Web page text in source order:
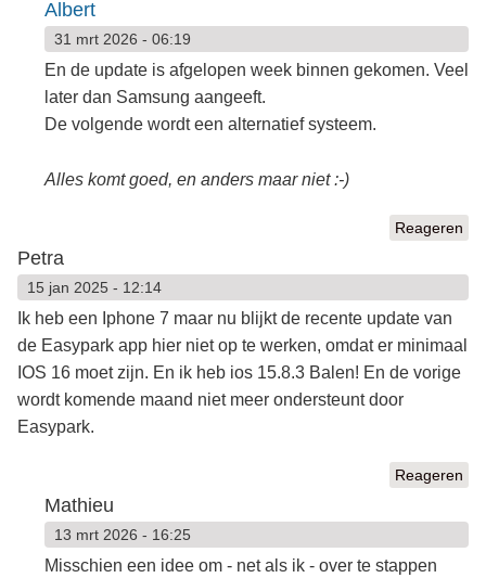
Albert
31 mrt 2026 - 06:19
En de update is afgelopen week binnen gekomen. Veel
later dan Samsung aangeeft.
De volgende wordt een alternatief systeem.
Alles komt goed, en anders maar niet :-)
Reageren
Petra
15 jan 2025 - 12:14
Ik heb een Iphone 7 maar nu blijkt de recente update van
de Easypark app hier niet op te werken, omdat er minimaal
IOS 16 moet zijn. En ik heb ios 15.8.3 Balen! En de vorige
wordt komende maand niet meer ondersteunt door
Easypark.
Reageren
Mathieu
13 mrt 2026 - 16:25
Misschien een idee om - net als ik - over te stappen